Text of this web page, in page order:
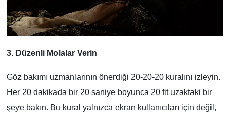
3. Düzenli Molalar Verin
Göz bakımı uzmanlarının önerdiği 20-20-20 kuralını izleyin.
Her 20 dakikada bir 20 saniye boyunca 20 fit uzaktaki bir
şeye bakın. Bu kural yalnızca ekran kullanıcıları için değil,